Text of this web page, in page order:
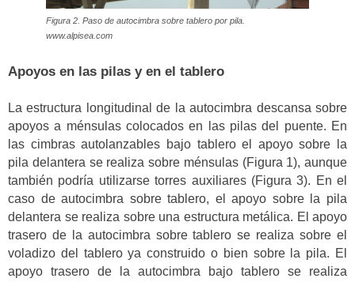
Figura 2. Paso de autocimbra sobre tablero por pila.
www.alpisea.com
Apoyos en las pilas y en el tablero
La estructura longitudinal de la autocimbra descansa sobre
apoyos a ménsulas colocados en las pilas del puente. En
las cimbras autolanzables bajo tablero el apoyo sobre la
pila delantera se realiza sobre ménsulas (Figura 1), aunque
también podría utilizarse torres auxiliares (Figura 3). En el
caso de autocimbra sobre tablero, el apoyo sobre la pila
delantera se realiza sobre una estructura metálica. El apoyo
trasero de la autocimbra sobre tablero se realiza sobre el
voladizo del tablero ya construido o bien sobre la pila. El
apoyo trasero de la autocimbra bajo tablero se realiza